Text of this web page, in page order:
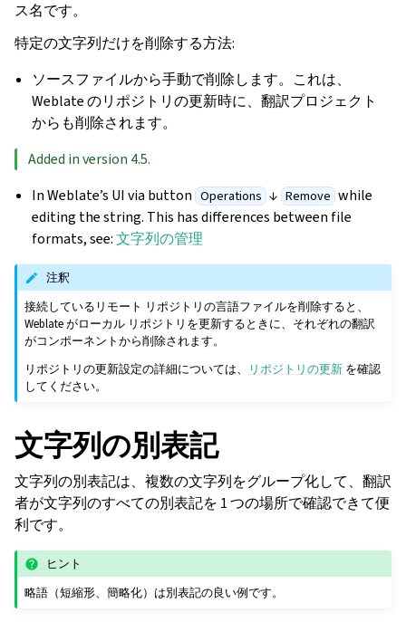
ス名です。
特定の文字列だけを削除する方法:
ソースファイルから手動で削除します。これは、
Weblate のリポジトリの更新時に、翻訳プロジェクト
からも削除されます。
Added in version 4.5.
In Weblate’s UI via button Operations ↓ Remove while
editing the string. This has differences between file
formats, see:文字列の管理
注釈
接続しているリモート リポジトリの言語ファイルを削除すると、
Weblate がローカル リポジトリを更新するときに、それぞれの翻訳
がコンポーネントから削除されます。
リポジトリの更新設定の詳細については、
リポジトリの更新 を確認
してください。
文字列の別表記
文字列の別表記は、複数の文字列をグループ化して、翻訳
者が文字列のすべての別表記を 1 つの場所で確認できて便
利です。
ヒント
略語（短縮形、簡略化）は別表記の良い例です。